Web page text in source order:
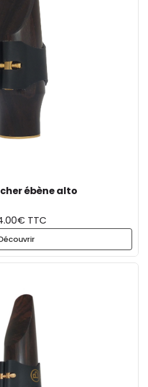
ébène alto
TTC